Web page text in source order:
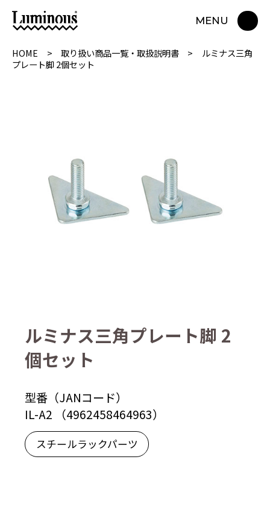
MENU
HOME 取り扱い商品一覧・取扱説明書
ルミナス三角
プレート脚 2個セット
ルミナス三角プレート脚 2
個セット
型番（JANコード）
IL-A2 （4962458464963）
スチールラックパーツ